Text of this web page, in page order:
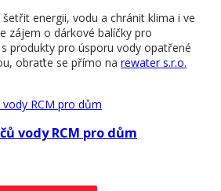
energii, vodu a chránit klima i ve
zájem o dárkové balíčky pro
produkty pro úsporu vody opatřené
obraťte se přímo na rewater s.r.o.
vody RCM pro dům